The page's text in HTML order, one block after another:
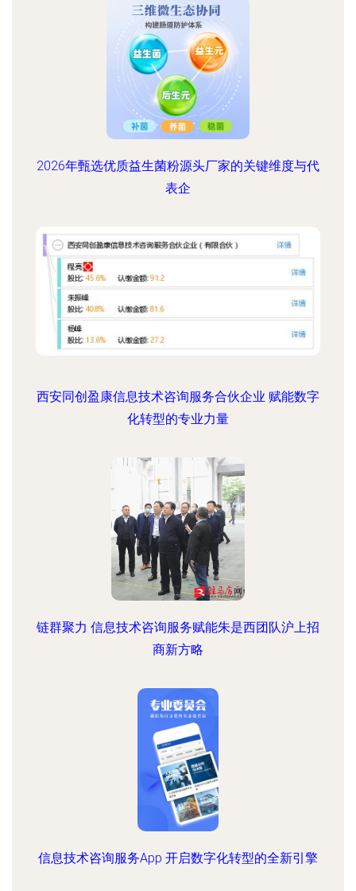
2026年甄选优质益生菌粉源头厂家的关键维度与代
表企
西安同创盈康信息技术咨询服务合伙企业 赋能数字
化转型的专业力量
链群聚力 信息技术咨询服务赋能朱是西团队沪上招
商新方略
信息技术咨询服务App 开启数字化转型的全新引擎